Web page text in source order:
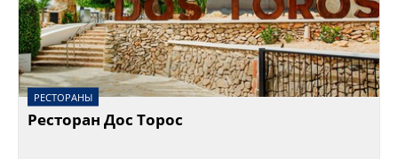
РЕСТОРАНЫ
Ресторан Дос Торос